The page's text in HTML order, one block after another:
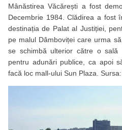
Mânăstirea Văcărești a fost
Decembrie 1984. Clădirea a fost
destinația de Palat al Justiției,
pe malul Dâmboviței care urma
se schimbă ulterior către o
pentru adunări publice, ca apoi
facă loc mall-ului Sun Plaza. Sursa: